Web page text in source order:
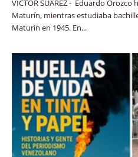
VÍCTOR SUÁREZ - Eduardo Orozco
Maturín, mientras estudiaba
Maturín en 1945. En...